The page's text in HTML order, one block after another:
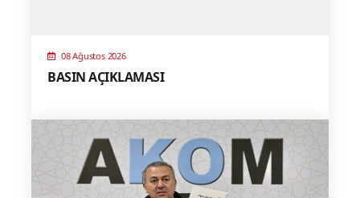
08 Ağustos 2026
BASIN AÇIKLAMASI